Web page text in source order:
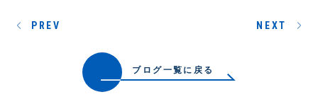
ブログ一覧に戻る
PREV NEXT